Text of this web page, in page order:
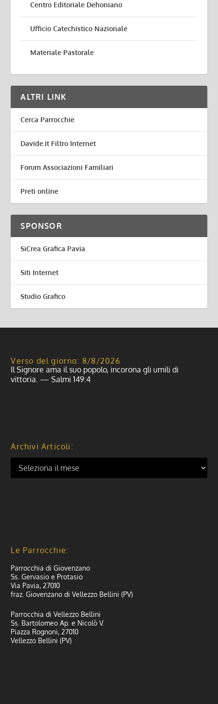
Centro Editoriale Dehoniano
Ufficio Catechistico Nazionale
Materiale Pastorale
ALTRI LINK
Cerca Parrocchie
Davide.it Filtro Internet
Forum Associazioni Familiari
Preti online
SPONSOR
SiCrea Grafica Pavia
Siti Internet
Studio Grafico
Verso del giorno: 8/8/2026
Il Signore ama il suo popolo, incorona gli umili di
vittoria. — Salmi 149:4
Archivi Articoli:
Le Parrocchie:
Parrocchia di Giovenzano
Ss. Gervasio e Protasio
Via Pavia, 27010
fraz. Giovenzano di Vellezzo Bellini (PV)
Parrocchia di Vellezzo Bellini
Ss. Bartolomeo Ap. e Nicolò V.
Piazza Rognoni, 27010
Vellezzo Bellini (PV)